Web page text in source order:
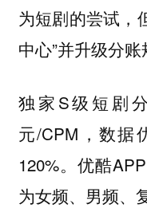
为短剧的尝试，
中心”并升级分账
独家S级短剧
元/CPM，数据
120%。优酷
为女频、男频、